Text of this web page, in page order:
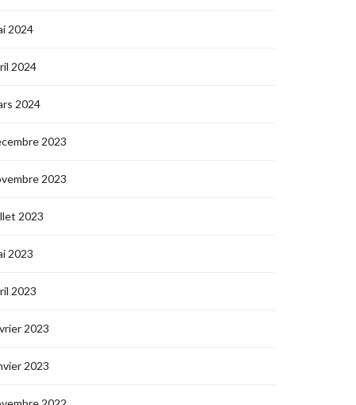
2024
2024
2024
2023
2023
2023
2023
2023
2023
2023